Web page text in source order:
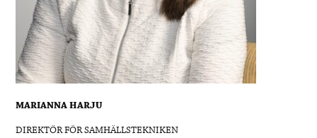
MARIANNA HARJU
DIREKTÖR FÖR SAMHÄLLSTEKNIKEN